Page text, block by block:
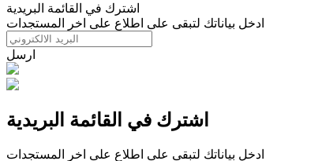
اشترك في القائمة البريدية
ادخل بياناتك لتبقى على اطلاع على اخر المستجدات
ارسل
اشترك في القائمة البريدية
ادخل بياناتك لتبقى على اطلاع على اخر المستجدات